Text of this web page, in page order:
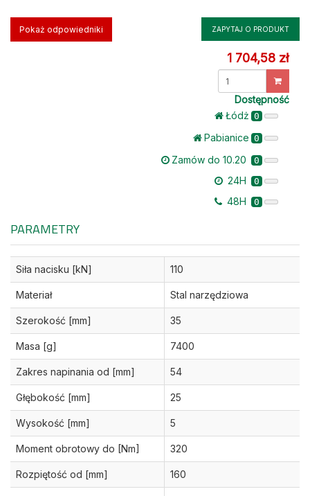
Pokaż odpowiedniki ZAPYTAJ O PRODUKT
1 704,58 zł
Dostępność
Łódż 0
Pabianice 0
Zamów do 10.20 0
24H 0
48H 0
PARAMETRY
Siła nacisku [kN] 110
Materiał Stal narzędziowa
Szerokość [mm] 35
Masa [g] 7400
Zakres napinania od [mm] 54
Głębokość [mm] 25
Wysokość [mm] 5
Moment obrotowy do [Nm] 320
Rozpiętość od [mm] 160